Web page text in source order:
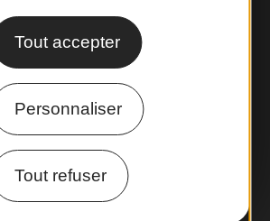
Tout accepter
Personnaliser
Tout refuser
Latitude Gard